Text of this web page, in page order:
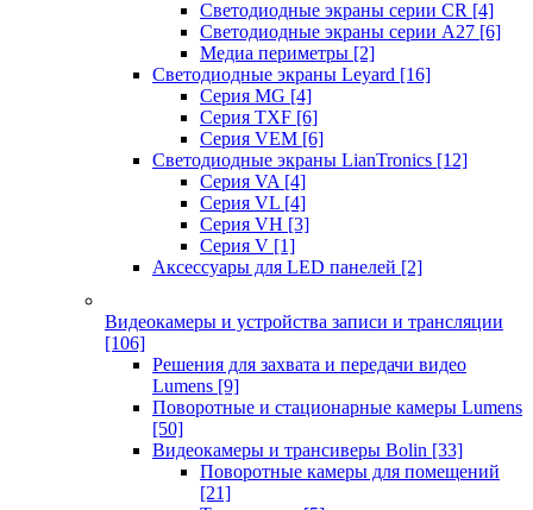
Светодиодные экраны серии CR [4]
Светодиодные экраны серии А27 [6]
Медиа периметры [2]
Светодиодные экраны Leyard [16]
Серия MG [4]
Серия TXF [6]
Серия VEM [6]
Светодиодные экраны LianTronics [12]
Серия VA [4]
Серия VL [4]
Серия VH [3]
Серия V [1]
Аксессуары для LED панелей [2]
Видеокамеры и устройства записи и трансляции
[106]
Решения для захвата и передачи видео
Lumens [9]
Поворотные и стационарные камеры Lumens
[50]
Видеокамеры и трансиверы Bolin [33]
Поворотные камеры для помещений
[21]